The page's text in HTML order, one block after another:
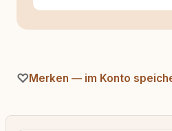
Merken — im Konto